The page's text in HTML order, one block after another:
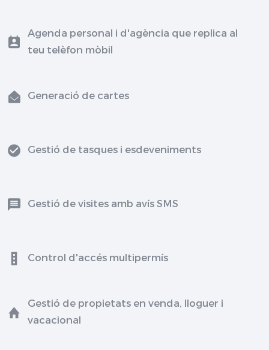
Agenda personal i d'agència que replica al
teu telèfon mòbil
Generació de cartes
Gestió de tasques i esdeveniments
Gestió de visites amb avís SMS
Control d'accés multipermís
Gestió de propietats en venda, lloguer i
vacacional